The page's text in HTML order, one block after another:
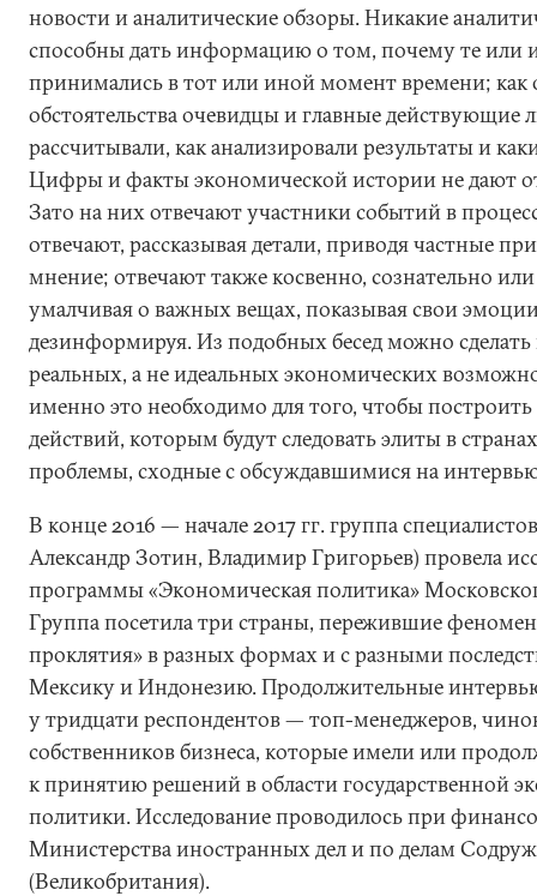
новости и аналитические обзоры. Никакие
способны дать информацию о том, почему те или
принимались в тот или иной момент времени; как
обстоятельства очевидцы и главные действующие
рассчитывали, как анализировали результаты и
Цифры и факты экономической истории не дают
Зато на них отвечают участники событий в
отвечают, рассказывая детали, приводя частные
мнение; отвечают также косвенно, сознательно или
умалчивая о важных вещах, показывая свои
дезинформируя. Из подобных бесед можно
реальных, а не идеальных экономических
именно это необходимо для того, чтобы
действий, которым будут следовать элиты в
проблемы, сходные с обсуждавшимися на
В конце 2016 — начале 2017 гг. группа
Александр Зотин, Владимир Григорьев) провела
программы «Экономическая политика»
Группа посетила три страны, пережившие феномен
проклятия» в разных формах и с разными
Мексику и Индонезию. Продолжительные
у тридцати респондентов — топ-менеджеров,
собственников бизнеса, которые имели или
к принятию решений в области государственной
политики. Исследование проводилось при
Министерства иностранных дел и по делам
(Великобритания).